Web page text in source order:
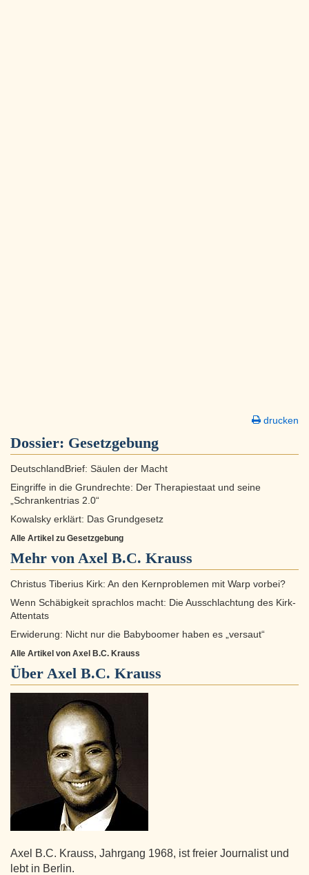
drucken
Dossier: Gesetzgebung
DeutschlandBrief: Säulen der Macht
Eingriffe in die Grundrechte: Der Therapiestaat und seine
„Schrankentrias 2.0“
Kowalsky erklärt: Das Grundgesetz
Alle Artikel zu Gesetzgebung
Mehr von Axel B.C. Krauss
Christus Tiberius Kirk: An den Kernproblemen mit Warp vorbei?
Wenn Schäbigkeit sprachlos macht: Die Ausschlachtung des Kirk-
Attentats
Erwiderung: Nicht nur die Babyboomer haben es „versaut“
Alle Artikel von Axel B.C. Krauss
Über Axel B.C. Krauss
Axel B.C. Krauss, Jahrgang 1968, ist freier Journalist und
lebt in Berlin.